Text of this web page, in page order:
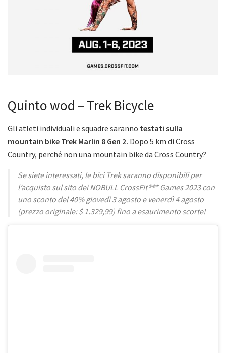
Quinto wod – Trek Bicycle
Gli atleti individuali e squadre saranno testati sulla
mountain bike Trek Marlin 8 Gen 2. Dopo 5 km di Cross
Country, perché non una mountain bike da Cross Country?
Se siete interessati, le bici Trek saranno disponibili per
l’acquisto sul sito dei NOBULL CrossFit®®* Games 2023 con
uno sconto del 40% giovedì 3 agosto e venerdì 4 agosto
(prezzo originale: $ 1.329,99) fino a esaurimento scorte!